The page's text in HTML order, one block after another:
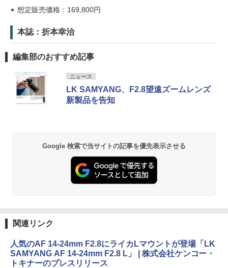
想定販売価格：169,800円
本誌：折本幸治
編集部のおすすめ記事
ニュース
LK SAMYANG、F2.8望遠ズームレンズ
新製品を告知
Google 検索で当サイトの記事を優先表示させる
関連リンク
人気のAF 14-24mm F2.8にライカLマウントが登場「LK
SAMYANG AF 14-24mm F2.8 L」 | 株式会社ケンコー・
トキナーのプレスリリース